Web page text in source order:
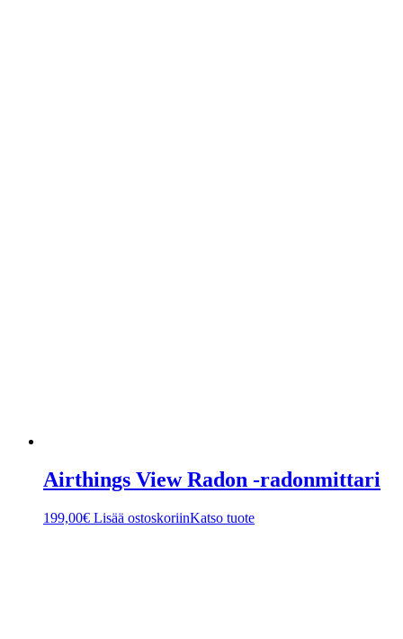
Airthings View Radon -radonmittari
199,00€ Lisää ostoskoriinKatso tuote